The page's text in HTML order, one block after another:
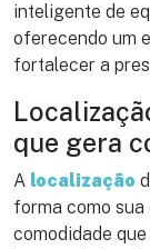
inteligente de
oferecendo um
fortalecer a
que gera
A localização
forma como sua
comodidade